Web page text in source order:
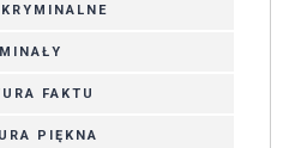
FAKTU
PIĘKNA